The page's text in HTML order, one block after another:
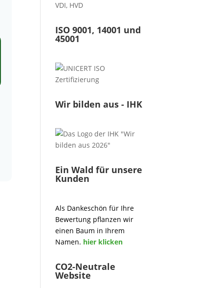
VDI, HVD
ISO 9001, 14001 und
45001
Wir bilden aus - IHK
Ein Wald für unsere
Kunden
Als Dankeschön für Ihre
Bewertung pflanzen wir
einen Baum in Ihrem
Namen. hier klicken
CO2-Neutrale
Website